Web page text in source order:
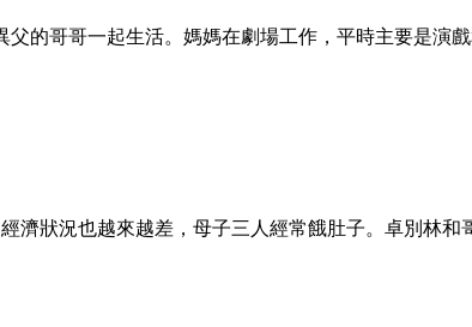
的哥哥一起生活。媽媽在劇場工作，平時主要是演
狀況也越來越差，母子三人經常餓肚子。卓別林和